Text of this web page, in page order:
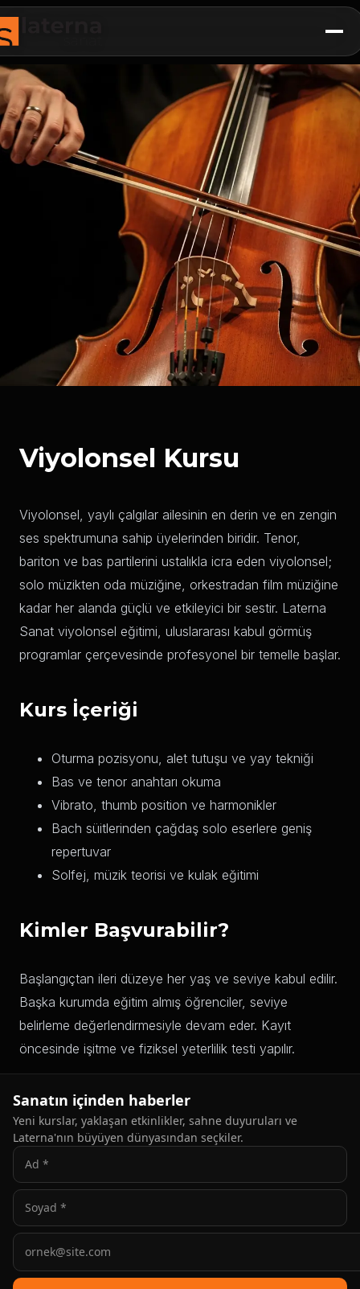
Viyolonsel Kursu
Viyolonsel, yaylı çalgılar ailesinin en derin ve en zengin
ses spektrumuna sahip üyelerinden biridir. Tenor,
bariton ve bas partilerini ustalıkla icra eden viyolonsel;
solo müzikten oda müziğine, orkestradan film müziğine
kadar her alanda güçlü ve etkileyici bir sestir. Laterna
Sanat viyolonsel eğitimi, uluslararası kabul görmüş
programlar çerçevesinde profesyonel bir temelle başlar.
Kurs İçeriği
Oturma pozisyonu, alet tutuşu ve yay tekniği
Bas ve tenor anahtarı okuma
Vibrato, thumb position ve harmonikler
Bach süitlerinden çağdaş solo eserlere geniş
repertuvar
Solfej, müzik teorisi ve kulak eğitimi
Kimler Başvurabilir?
Başlangıçtan ileri düzeye her yaş ve seviye kabul edilir.
Başka kurumda eğitim almış öğrenciler, seviye
belirleme değerlendirmesiyle devam eder. Kayıt
öncesinde işitme ve fiziksel yeterlilik testi yapılır.
Sanatın içinden haberler
Yeni kurslar, yaklaşan etkinlikler, sahne duyuruları ve
Laterna'nın büyüyen dünyasından seçkiler.